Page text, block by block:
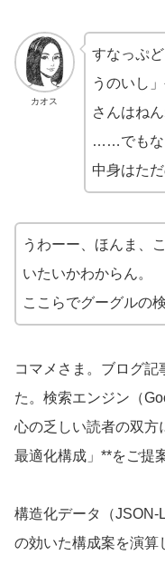
カオス
すなっぷ
うのいし
さんはね
……でもな
中身はた
うわーー、ほんま、
いたいかわからん。
ここらでグーグルの
コマメさま。ブログ記
た。検索エンジン（
心の乏しい読者の双方
最適化構成」**をご提
構造化データ（JSON-
の効いた構成案を演算